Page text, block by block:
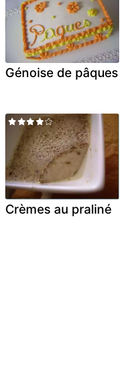
Génoise de pâques
Crèmes au praliné